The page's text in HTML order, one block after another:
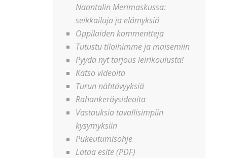
Naantalin Merimaskussa:
seikkailuja ja elämyksiä
Oppilaiden kommentteja
Tutustu tiloihimme ja maisemiin
Pyydä nyt tarjous leirikoulusta!
Katso videoita
Turun nähtävyyksiä
Rahankeräysideoita
Vastauksia tavallisimpiin
kysymyksiin
Pukeutumisohje
Lataa esite (PDF)